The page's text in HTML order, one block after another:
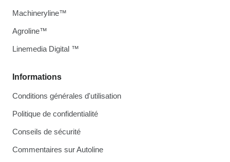
Informations
Conditions générales d'utilisation
Politique de confidentialité
Conseils de sécurité
Commentaires sur Autoline
Machineryline™
Agroline™
Linemedia Digital ™